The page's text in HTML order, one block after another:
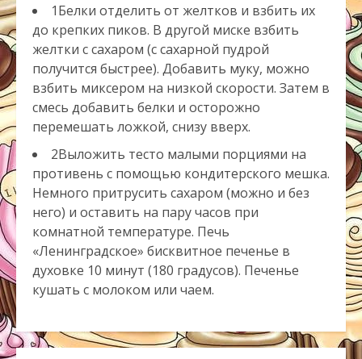
1Белки отделить от желтков и взбить их
до крепких пиков. В другой миске взбить
желтки с сахаром (с сахарной пудрой
получится быстрее). Добавить муку, можно
взбить миксером на низкой скорости. Затем в
смесь добавить белки и осторожно
перемешать ложкой, снизу вверх.
2Выложить тесто малыми порциями на
противень с помощью кондитерского мешка.
Немного притрусить сахаром (можно и без
него) и оставить на пару часов при
комнатной температуре. Печь
«Ленинградское» бисквитное печенье в
духовке 10 минут (180 градусов). Печенье
кушать с молоком или чаем.